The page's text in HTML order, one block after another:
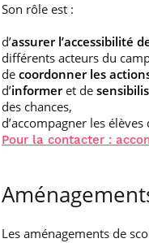
Son rôle est :
d’assurer l’accessibilité
différents acteurs du
de coordonner les
d’informeret de
des chances,
d’accompagner les
Pour la contacter :
Les aménagements de